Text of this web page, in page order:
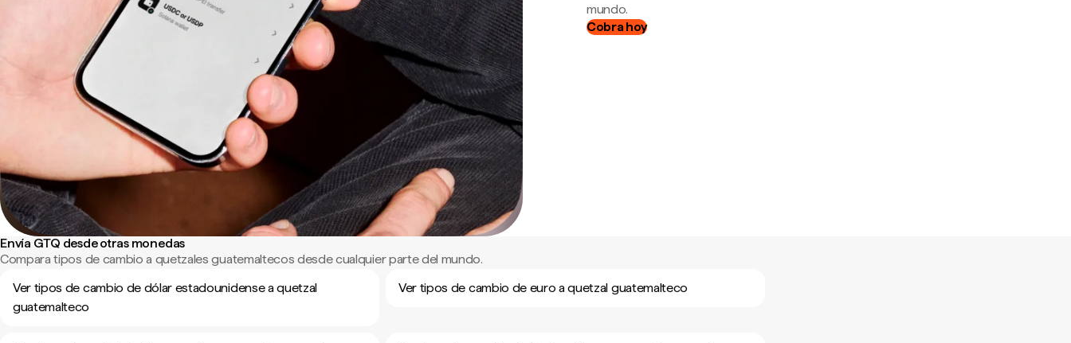
mundo.
Cobra hoy
Envía GTQ desde otras monedas
Compara tipos de cambio a quetzales guatemaltecos desde cualquier parte del mundo.
Ver tipos de cambio de dólar estadounidense a quetzal
guatemalteco
Ver tipos de cambio de euro a quetzal guatemalteco